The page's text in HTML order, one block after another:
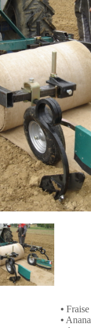
⦁ Fraise
⦁